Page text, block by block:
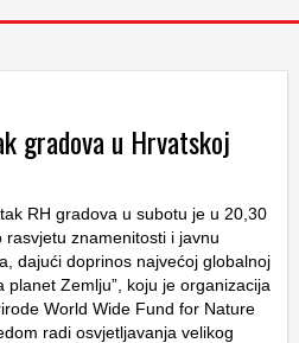
gradova u Hrvatskoj
RH gradova u subotu je u 20,30
rasvjetu znamenitosti i javnu
dajući doprinos najvećoj globalnoj
planet Zemlju”, koju je organizacija
World Wide Fund for Nature
radi osvjetljavanja velikog